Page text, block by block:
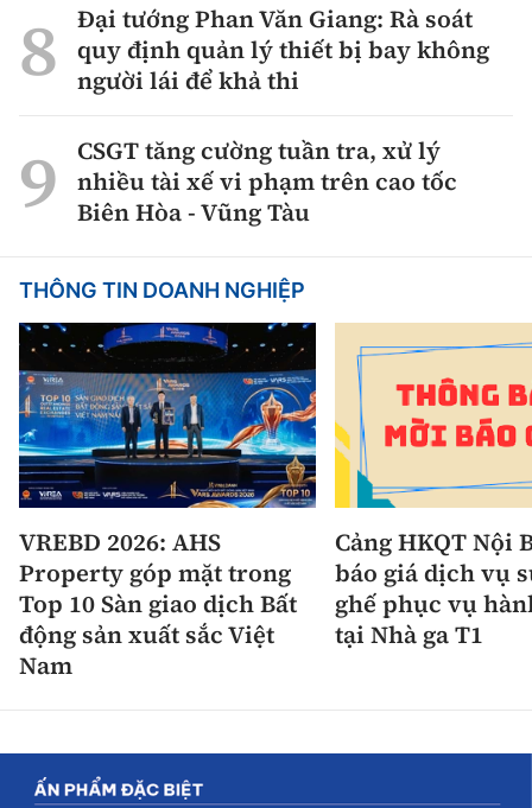
Đại tướng Phan Văn Giang: Rà soát
quy định quản lý thiết bị bay không
người lái để khả thi
CSGT tăng cường tuần tra, xử lý
nhiều tài xế vi phạm trên cao tốc
Biên Hòa - Vũng Tàu
THÔNG TIN DOANH NGHIỆP
VREBD 2026: AHS
Property góp mặt trong
Top 10 Sàn giao dịch Bất
động sản xuất sắc Việt
Nam
Cảng HKQT Nội
báo giá dịch vụ
ghế phục vụ
tại Nhà ga T1